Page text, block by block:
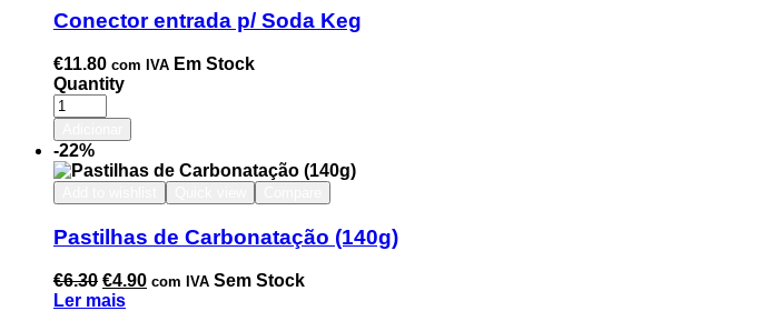
Conector entrada p/ Soda Keg
€11.80 com IVA Em Stock
Quantity
-22%
Pastilhas de Carbonatação (140g)
€6.30 €4.90 com IVA Sem Stock
Ler mais